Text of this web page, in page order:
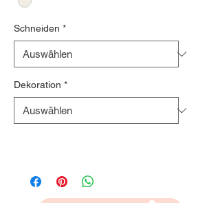
Schneiden *
Dekoration *